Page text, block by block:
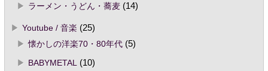
ラーメン・うどん・蕎麦(14)
Youtube / 音楽 (25)
懐かしの洋楽70・80年代(5)
BABYMETAL
(10)